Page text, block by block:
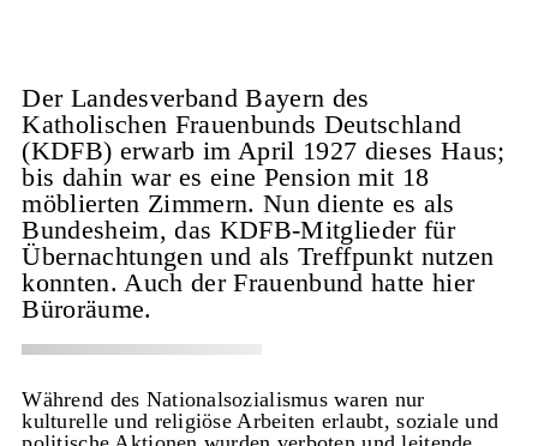
Der Landesverband Bayern des
Katholischen Frauenbunds Deutschland
(KDFB) erwarb im April 1927 dieses Haus;
bis dahin war es eine Pension mit 18
möblierten Zimmern. Nun diente es als
Bundesheim, das KDFB-Mitglieder für
Übernachtungen und als Treffpunkt nutzen
konnten. Auch der Frauenbund hatte hier
Büroräume.
Während des Nationalsozialismus waren nur
kulturelle und religiöse Arbeiten erlaubt, soziale und